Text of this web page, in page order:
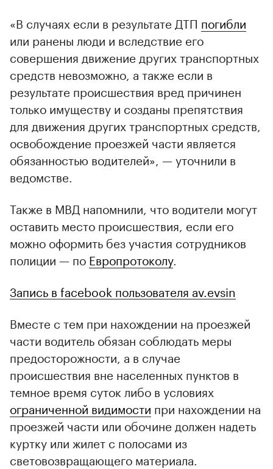
«В случаях если в результате ДТП погибли
или ранены люди и вследствие его
совершения движение других транспортных
средств невозможно, а также если в
результате происшествия вред причинен
только имуществу и созданы препятствия
для движения других транспортных средств,
освобождение проезжей части является
обязанностью водителей», — уточнили в
ведомстве.
Также в МВД напомнили, что водители могут
оставить место происшествия, если его
можно оформить без участия сотрудников
полиции — по Европротоколу.
Запись в facebook пользователя av.evsin
Вместе с тем при нахождении на проезжей
части водитель обязан соблюдать меры
предосторожности, а в случае
происшествия вне населенных пунктов в
темное время суток либо в условиях
ограниченной видимости при нахождении на
проезжей части или обочине должен надеть
куртку или жилет с полосами из
световозвращающего материала.